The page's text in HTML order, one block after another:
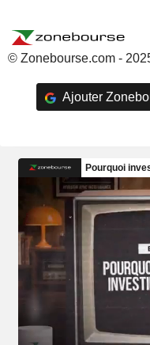
© Zonebourse.com -
Ajouter